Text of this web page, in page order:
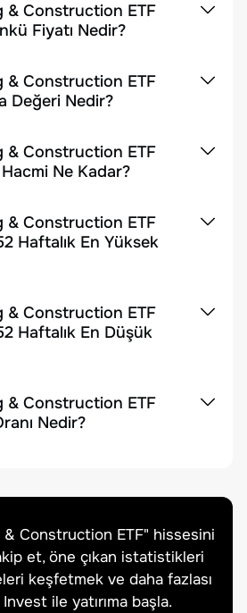
& Construction ETF
Fiyatı Nedir?
& Construction ETF
Değeri Nedir?
& Construction ETF
Ne Kadar?
& Construction ETF
Haftalık En Yüksek
& Construction ETF
Haftalık En Düşük
& Construction ETF
Nedir?
Construction ETF" hissesini
et, öne çıkan istatistikleri
keşfetmek ve daha fazlası
ile yatırıma başla.